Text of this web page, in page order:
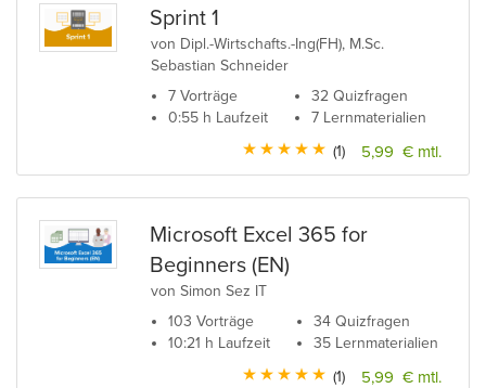
Sprint 1
von Dipl.-Wirtschafts.-Ing(FH), M.Sc.
Sebastian Schneider
7 Vorträge
0:55 h Laufzeit
32 Quizfragen
7 Lernmaterialien
5,99 € mtl.
(1)
Microsoft Excel 365 for
Beginners (EN)
von Simon Sez IT
103 Vorträge
10:21 h Laufzeit
34 Quizfragen
35 Lernmaterialien
5,99 € mtl.
(1)